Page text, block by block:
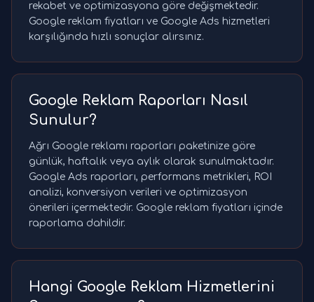
rekabet ve optimizasyona göre değişmektedir.
Google reklam fiyatları ve Google Ads hizmetleri
karşılığında hızlı sonuçlar alırsınız.
Google Reklam Raporları Nasıl
Sunulur?
Ağrı Google reklamı raporları paketinize göre
günlük, haftalık veya aylık olarak sunulmaktadır.
Google Ads raporları, performans metrikleri, ROI
analizi, konversiyon verileri ve optimizasyon
önerileri içermektedir. Google reklam fiyatları içinde
raporlama dahildir.
Hangi Google Reklam Hizmetlerini